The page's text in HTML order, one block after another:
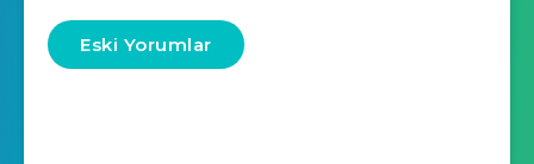
Eski Yorumlar